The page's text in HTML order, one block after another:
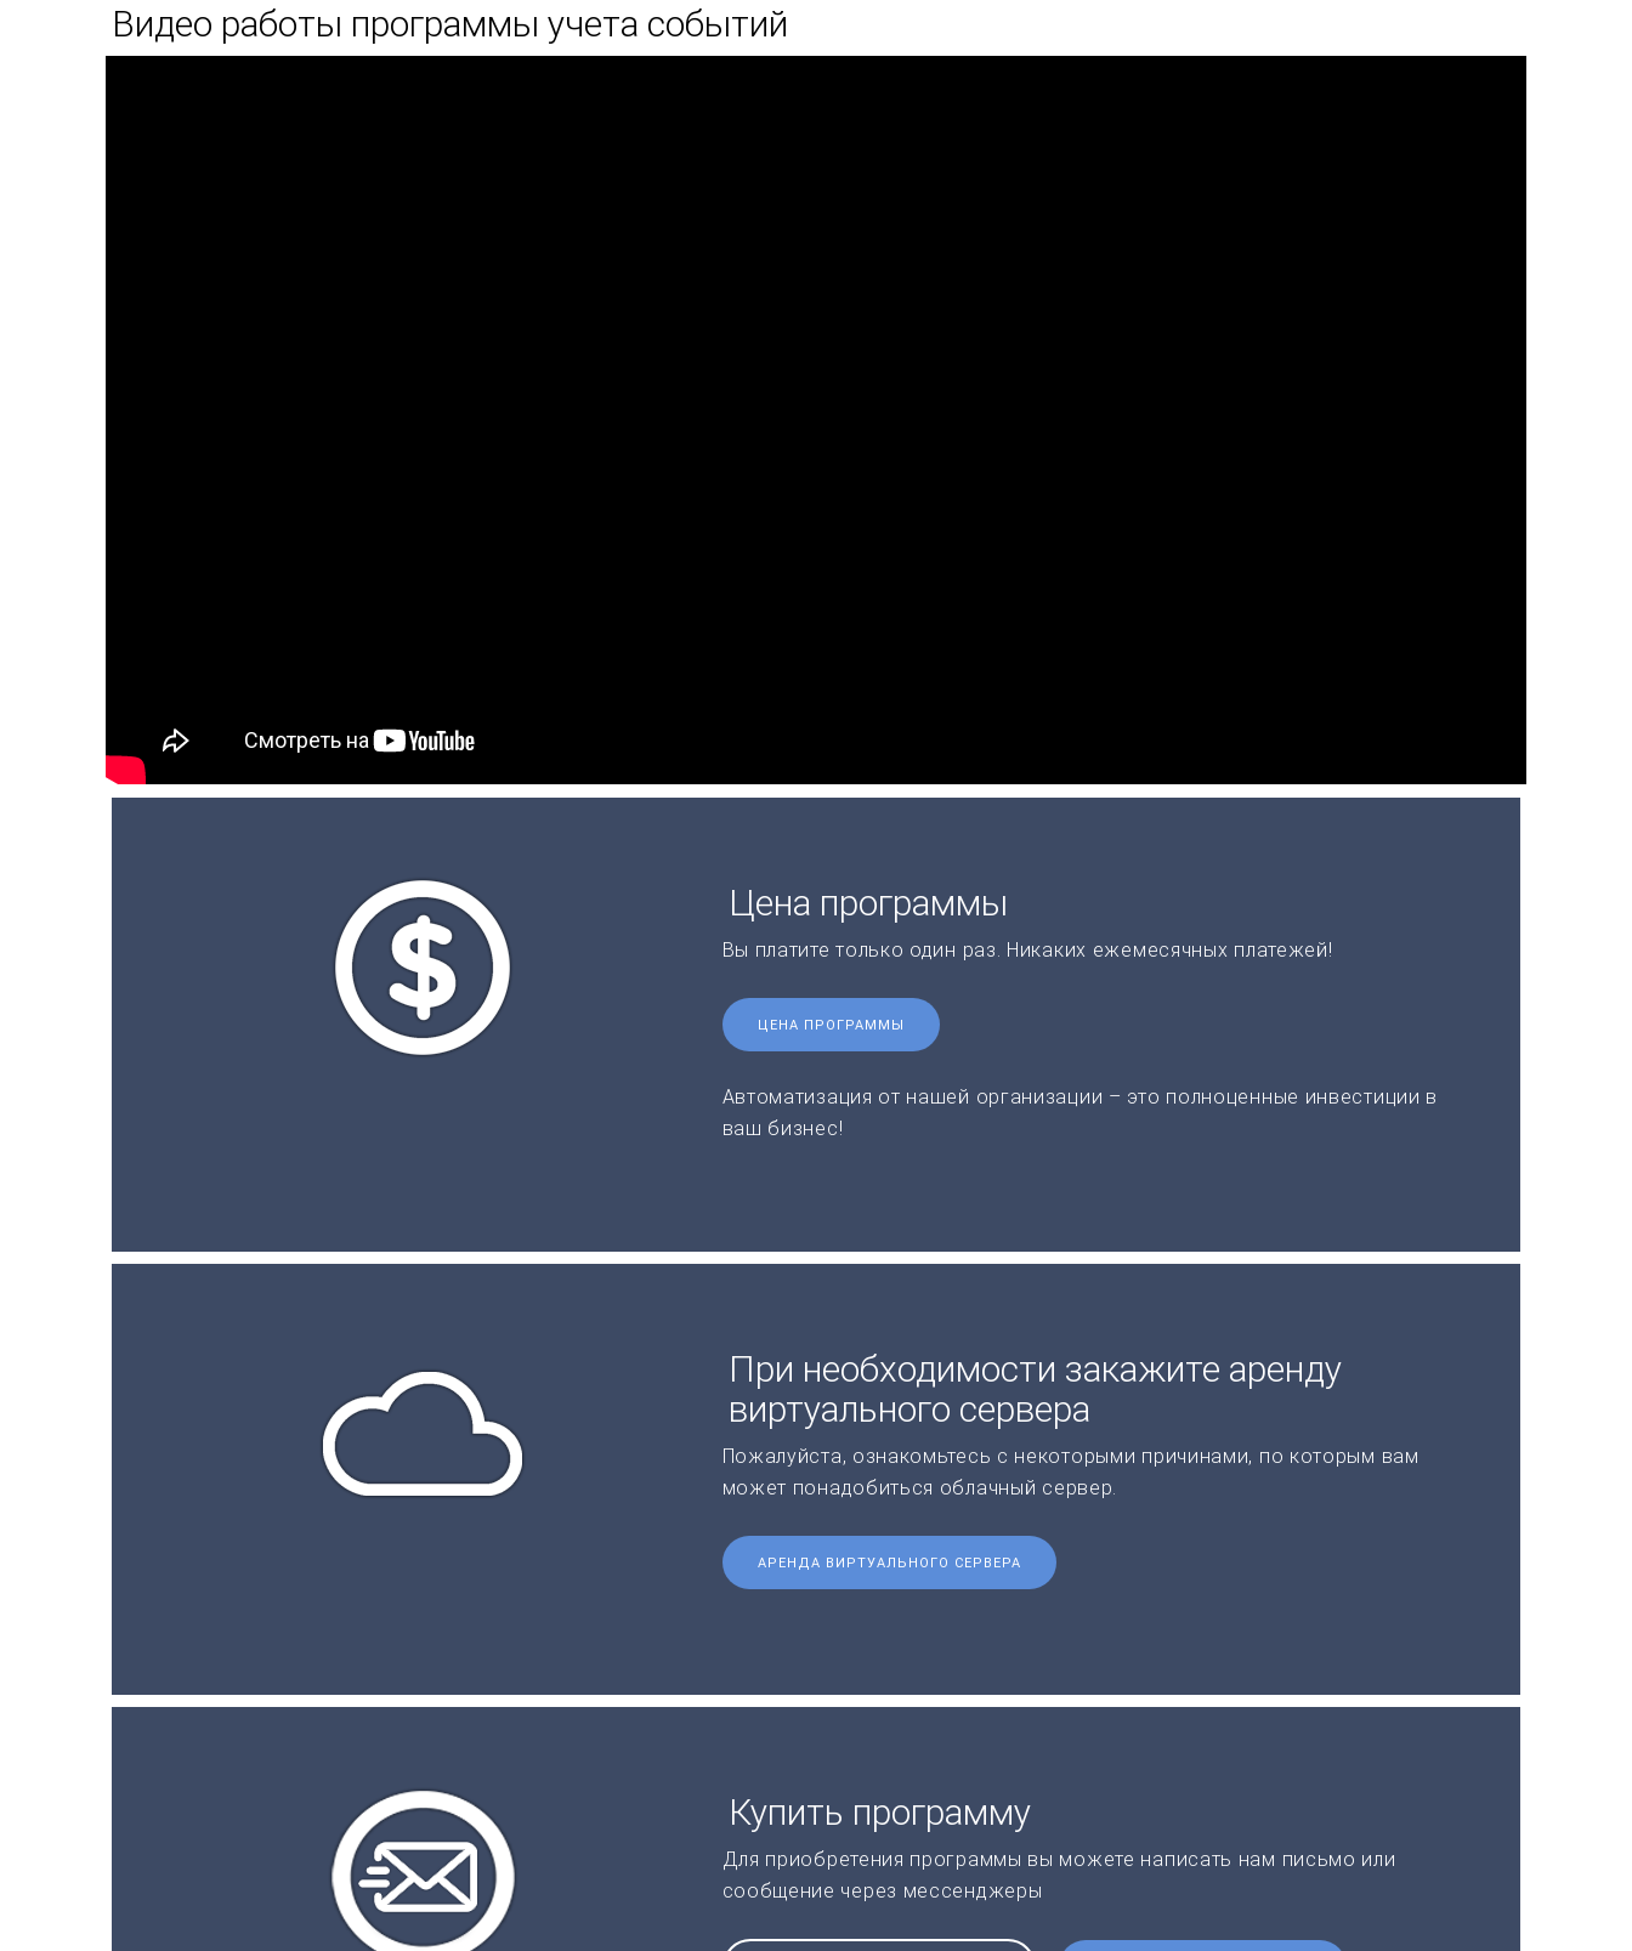
Видео работы программы учета событий
Цена программы
Вы платите только один раз. Никаких ежемесячных платежей!
ЦЕНА ПРОГРАММЫ
Автоматизация от нашей организации – это полноценные инвестиции в
ваш бизнес!
При необходимости закажите аренду
виртуального сервера
Пожалуйста, ознакомьтесь с некоторыми причинами, по которым вам
может понадобиться облачный сервер.
АРЕНДА ВИРТУАЛЬНОГО СЕРВЕРА
Купить программу
Для приобретения программы вы можете написать нам письмо или
сообщение через мессенджеры